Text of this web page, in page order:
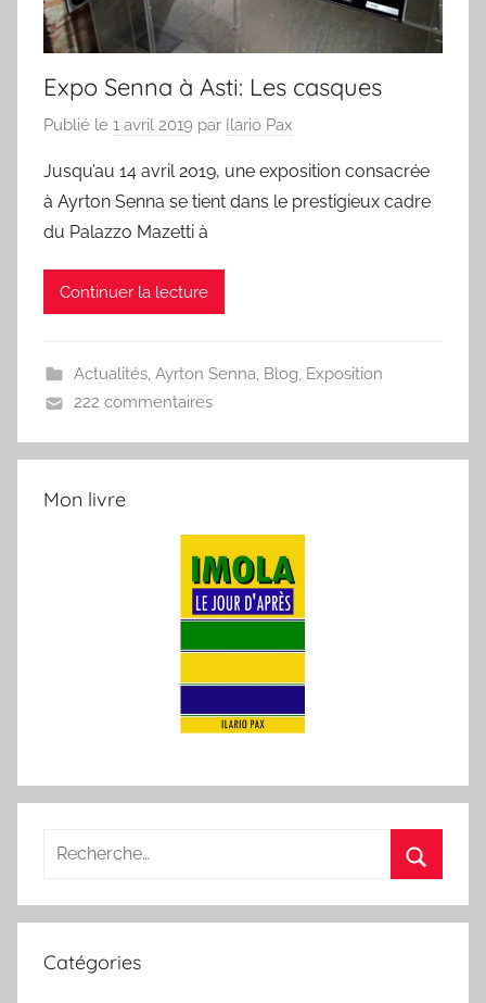
Expo Senna à Asti: Les casques
Publié le 1 avril 2019 par Ilario Pax
Jusqu’au 14 avril 2019, une exposition consacrée
à Ayrton Senna se tient dans le prestigieux cadre
du Palazzo Mazetti à
Continuer la lecture
Actualités, Ayrton Senna, Blog, Exposition
222 commentaires
Mon livre
Recherche
:
Catégories